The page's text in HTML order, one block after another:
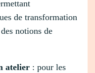
de transformation
notions de
atelier : pour les